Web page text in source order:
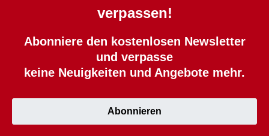
verpassen!
Abonniere den kostenlosen Newsletter
und verpasse
keine Neuigkeiten und Angebote mehr.
Abonnieren